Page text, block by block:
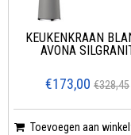
KEUKENKRAAN
AVONA
€173,00 €328,45
Toevoegen aan